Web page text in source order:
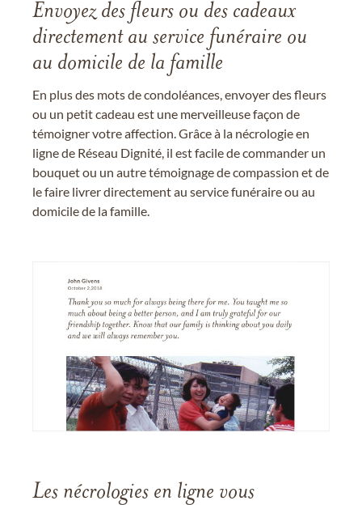
Envoyez des fleurs ou des cadeaux
directement au service funéraire ou
au domicile de la famille
En plus des mots de condoléances, envoyer des fleurs
ou un petit cadeau est une merveilleuse façon de
témoigner votre affection. Grâce à la nécrologie en
ligne de Réseau Dignité, il est facile de commander un
bouquet ou un autre témoignage de compassion et de
le faire livrer directement au service funéraire ou au
domicile de la famille.
Les nécrologies en ligne vous